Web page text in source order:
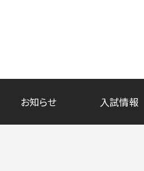
お知らせ 入試情報